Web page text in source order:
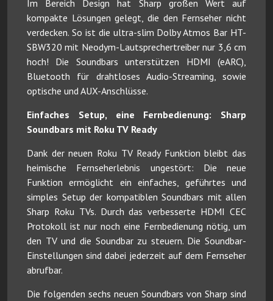
Im Bereich Design hat Sharp großen Wert auf
kompakte Lösungen gelegt, die den Fernseher nicht
verdecken. So ist die ultra-slim Dolby Atmos Bar HT-
SBW320 mit Neodym-Lautsprechertreiber nur 3,6 cm
hoch! Die Soundbars unterstützen HDMI (eARC),
Bluetooth für drahtloses Audio-Streaming, sowie
optische und AUX-Anschlüsse.
Einfaches Setup, eine Fernbedienung: Sharp
Soundbars mit Roku TV Ready
Dank der neuen Roku TV Ready Funktion bleibt das
heimische Fernseherlebnis ungestört: Die neue
Funktion ermöglicht ein einfaches, geführtes und
simples Setup der kompatiblen Soundbars mit allen
Sharp Roku TVs. Durch das verbesserte HDMI CEC
Protokoll ist nur noch eine Fernbedienung nötig, um
den TV und die Soundbar zu steuern. Die Soundbar-
Einstellungen sind dabei jederzeit auf dem Fernseher
abrufbar.
Die folgenden sechs neuen Soundbars von Sharp sind